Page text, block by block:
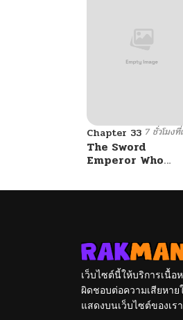
Chapter 33 7 ชั่วโมงที่
The Sword
Emperor Who
Previous Life
เว็บไซต์นี้ให้บริการเนื้
ผิดชอบต่อความเสียหา
แสดงบนเว็บไซต์ของเรา